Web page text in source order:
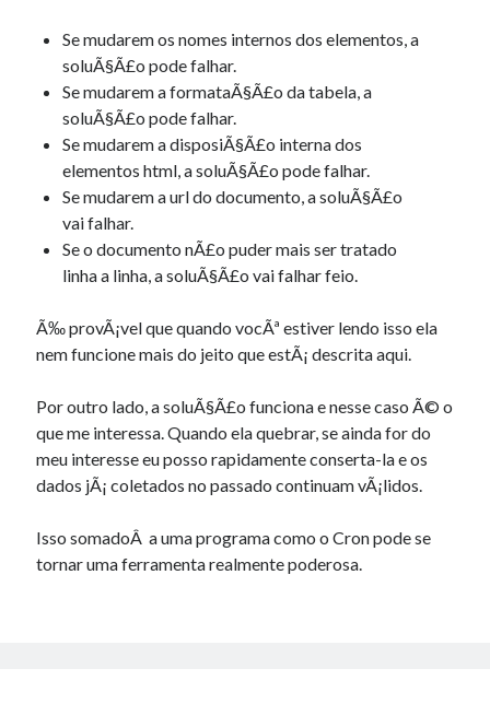
Se mudarem os nomes internos dos elementos, a
soluÃ§Ã£o pode falhar.
Se mudarem a formataÃ§Ã£o da tabela, a
soluÃ§Ã£o pode falhar.
Se mudarem a disposiÃ§Ã£o interna dos
elementos html, a soluÃ§Ã£o pode falhar.
Se mudarem a url do documento, a soluÃ§Ã£o
vai falhar.
Se o documento nÃ£o puder mais ser tratado
linha a linha, a soluÃ§Ã£o vai falhar feio.
Ã‰ provÃ¡vel que quando vocÃª estiver lendo isso ela
nem funcione mais do jeito que estÃ¡ descrita aqui.
Por outro lado, a soluÃ§Ã£o funciona e nesse caso Ã© o
que me interessa. Quando ela quebrar, se ainda for do
meu interesse eu posso rapidamente conserta-la e os
dados jÃ¡ coletados no passado continuam vÃ¡lidos.
Isso somadoÂ a uma programa como o Cron pode se
tornar uma ferramenta realmente poderosa.